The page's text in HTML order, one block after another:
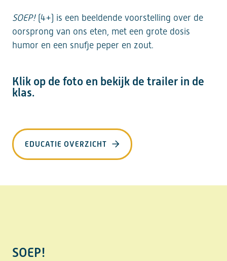
SOEP!(4+) is een beeldende voorstelling over de
oorsprong van ons eten, met een grote dosis
humor en een snufje peper en zout.
Klik op de foto en bekijk de trailer in de
klas.
EDUCATIE OVERZICHT
SOEP!